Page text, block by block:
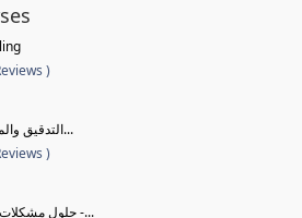
)
التدقيق والمراجعة الداخلية لأن...
)
حلول مشكلات تنفيذ المشروعات -...